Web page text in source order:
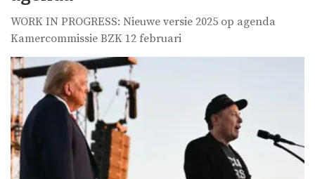
WORK IN PROGRESS: Nieuwe versie 2025 op agenda
Kamercommissie BZK 12 februari